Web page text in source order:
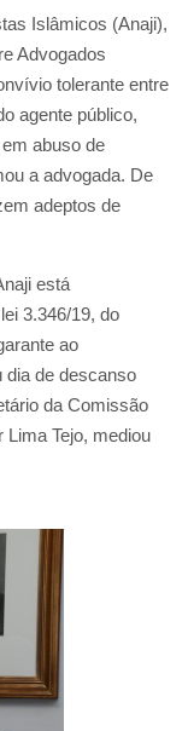
Islâmicos (Anaji),
Advogados
tolerante entre
agente público,
abuso de
a advogada. De
adeptos de
está
3.346/19, do
ao
dia de descanso
da Comissão
Tejo, mediou